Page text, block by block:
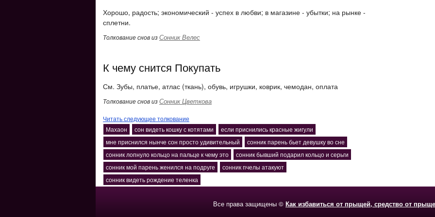
Хорошо, радость; экономический - успех в любви; в магазине - убытки; на рынке -
сплетни.
Толкование снов изСонник Велес
К чему снится Покупать
См. Зубы, платье, атлас (ткань), обувь, игрушки, коврик, чемодан, оплата
Толкование снов изСонник Цветкова
Читать следующее толкование
Махаон
сон видеть кошку с котятами
если приснились красные жигули
мне приснился нынче сон просто удивительный
сонник парень бьет девушку во сне
сонник лопнуло кольцо на пальце к чему это
сонник бывший подарил кольцо и серьги
сонник мой парень женился на подруге
сонник пчелы атакуют
сонник видеть рождение теленка
Все права защищены © Как избавиться от прыщей, средство от